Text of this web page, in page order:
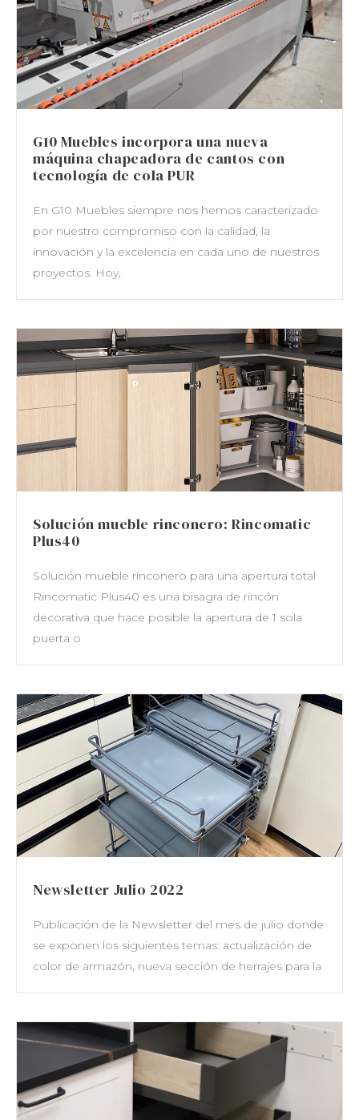
G10 Muebles incorpora una nueva
máquina chapeadora de cantos con
tecnología de cola PUR
En G10 Muebles siempre nos hemos caracterizado
por nuestro compromiso con la calidad, la
innovación y la excelencia en cada uno de nuestros
proyectos. Hoy,
Solución mueble rinconero: Rincomatic
Plus40
Solución mueble rinconero para una apertura total
Rincomatic Plus40 es una bisagra de rincón
decorativa que hace posible la apertura de 1 sola
puerta o
Newsletter Julio 2022
Publicación de la Newsletter del mes de julio donde
se exponen los siguientes temas: actualización de
color de armazón, nueva sección de herrajes para la